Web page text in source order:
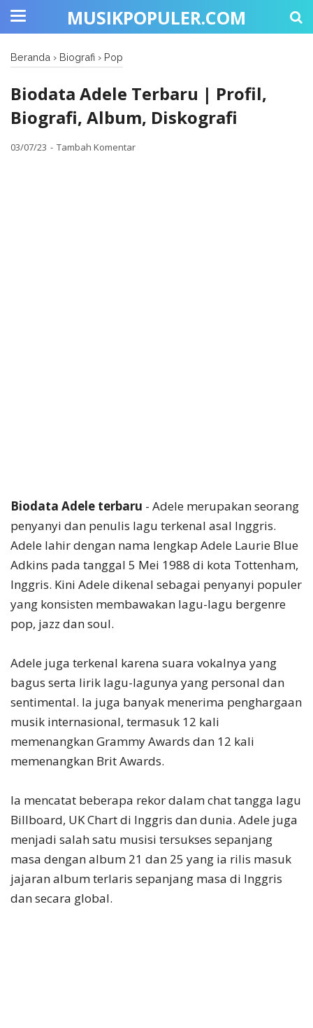
MUSIKPOPULER.COM
Beranda › Biografi › Pop
Biodata Adele Terbaru | Profil,
Biografi, Album, Diskografi
03/07/23 Tambah Komentar
Biodata Adele terbaru - Adele merupakan seorang
penyanyi dan penulis lagu terkenal asal Inggris.
Adele lahir dengan nama lengkap Adele Laurie Blue
Adkins pada tanggal 5 Mei 1988 di kota Tottenham,
Inggris. Kini Adele dikenal sebagai penyanyi populer
yang konsisten membawakan lagu-lagu bergenre
pop, jazz dan soul.
Adele juga terkenal karena suara vokalnya yang
bagus serta lirik lagu-lagunya yang personal dan
sentimental. Ia juga banyak menerima penghargaan
musik internasional, termasuk 12 kali
memenangkan Grammy Awards dan 12 kali
memenangkan Brit Awards.
Ia mencatat beberapa rekor dalam chat tangga lagu
Billboard, UK Chart di Inggris dan dunia. Adele juga
menjadi salah satu musisi tersukses sepanjang
masa dengan album 21 dan 25 yang ia rilis masuk
jajaran album terlaris sepanjang masa di Inggris
dan secara global.